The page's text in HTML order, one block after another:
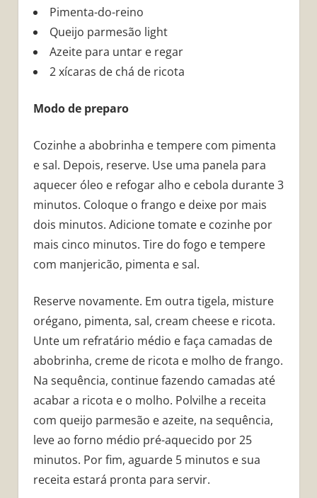
Pimenta-do-reino
Queijo parmesão light
Azeite para untar e regar
2 xícaras de chá de ricota
Modo de preparo
Cozinhe a abobrinha e tempere com pimenta
e sal. Depois, reserve. Use uma panela para
aquecer óleo e refogar alho e cebola durante 3
minutos. Coloque o frango e deixe por mais
dois minutos. Adicione tomate e cozinhe por
mais cinco minutos. Tire do fogo e tempere
com manjericão, pimenta e sal.
Reserve novamente. Em outra tigela, misture
orégano, pimenta, sal, cream cheese e ricota.
Unte um refratário médio e faça camadas de
abobrinha, creme de ricota e molho de frango.
Na sequência, continue fazendo camadas até
acabar a ricota e o molho. Polvilhe a receita
com queijo parmesão e azeite, na sequência,
leve ao forno médio pré-aquecido por 25
minutos. Por fim, aguarde 5 minutos e sua
receita estará pronta para servir.